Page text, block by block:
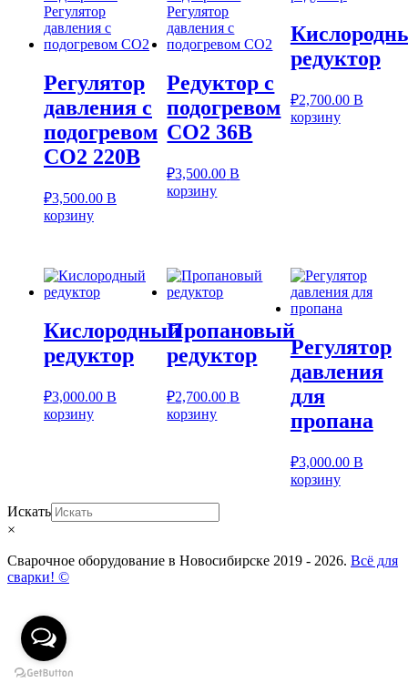
Регулятор
давления с
подогревом
СО2 220В
₽3,500.00 В
корзину
Редуктор с
подогревом
СО2 36В
₽3,500.00 В
корзину
редуктор
₽2,700.00 В
корзину
Кислородный
редуктор
₽3,000.00 В
корзину
Пропановый
редуктор
₽2,700.00 В
корзину
Регулятор
давления
для
пропана
₽3,000.00 В
корзину
Искать
×
Сварочное оборудование в Новосибирске 2019 - 2026. Всё для
сварки! ©